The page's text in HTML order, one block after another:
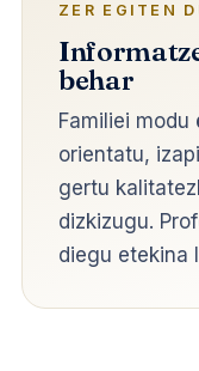
ZER EGITEN
behar
Familiei modu
orientatu,
gertu
dizkizugu.
diegu etekina